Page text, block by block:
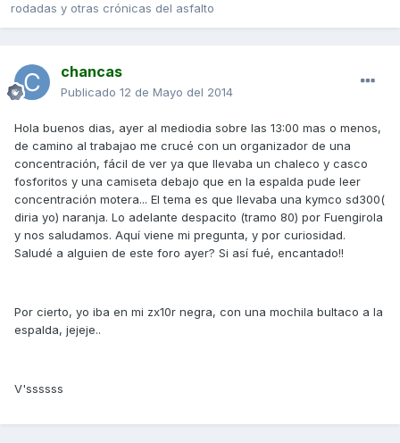
rodadas y otras crónicas del asfalto
chancas
Publicado 12 de Mayo del 2014
Hola buenos dias, ayer al mediodia sobre las 13:00 mas o menos,
de camino al trabajao me crucé con un organizador de una
concentración, fácil de ver ya que llevaba un chaleco y casco
fosforitos y una camiseta debajo que en la espalda pude leer
concentración motera... El tema es que llevaba una kymco sd300(
diria yo) naranja. Lo adelante despacito (tramo 80) por Fuengirola
y nos saludamos. Aquí viene mi pregunta, y por curiosidad.
Saludé a alguien de este foro ayer? Si así fué, encantado!!
Por cierto, yo iba en mi zx10r negra, con una mochila bultaco a la
espalda, jejeje..
V'ssssss